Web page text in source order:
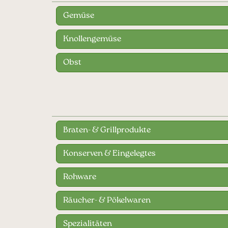
Gemüse
Knollengemüse
Obst
Braten- & Grillprodukte
Konserven & Eingelegtes
Rohware
Räucher- & Pökelwaren
Spezialitäten